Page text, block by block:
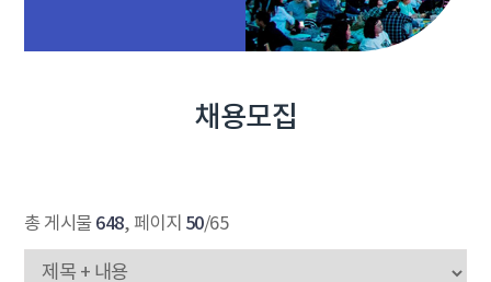
채용모집
총 게시물 648, 페이지 50/65